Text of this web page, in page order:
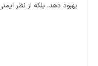
بهبود دهد، بلکه از نظر